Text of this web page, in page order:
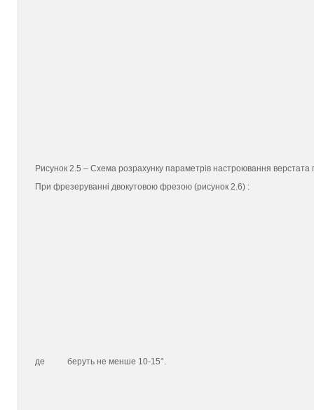
Рисунок 2.5 – Схема розрахунку параметрів настроювання
При фрезеруванні двокутовою фрезою (рисунок 2.6) :
де беруть не менше 10-15°.